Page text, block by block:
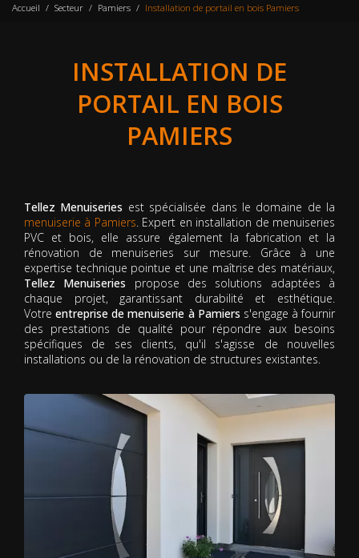
Accueil Secteur Pamiers Installation de portail en bois Pamiers
INSTALLATION DE
PORTAIL EN BOIS
PAMIERS
Tellez Menuiseries est spécialisée dans le domaine de la
menuiserie à Pamiers. Expert en installation de menuiseries
PVC et bois, elle assure également la fabrication et la
rénovation de menuiseries sur mesure. Grâce à une
expertise technique pointue et une maîtrise des matériaux,
Tellez Menuiseries propose des solutions adaptées à
chaque projet, garantissant durabilité et esthétique.
Votreentreprise de menuiserie à Pamiers s'engage à fournir
des prestations de qualité pour répondre aux besoins
spécifiques de ses clients, qu'il s'agisse de nouvelles
installations ou de la rénovation de structures existantes.